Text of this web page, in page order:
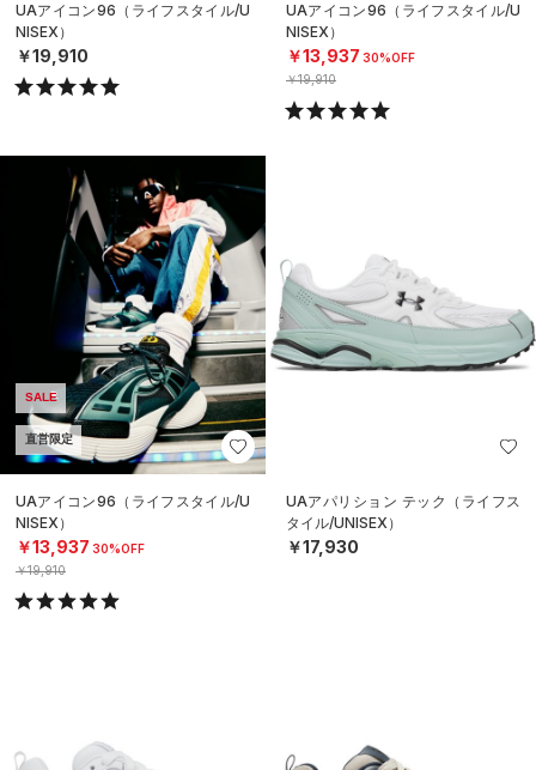
UAアイコン96（ライフスタイル/U
NISEX）
￥19,910
UAアイコン96（ライフスタイル/U
NISEX）
￥13,937 30%OFF
￥19,910
SALE
直営限定
UAアイコン96（ライフスタイル/U
NISEX）
￥13,937 30%OFF
￥19,910
UAアパリション テック（ライフス
タイル/UNISEX）
￥17,930